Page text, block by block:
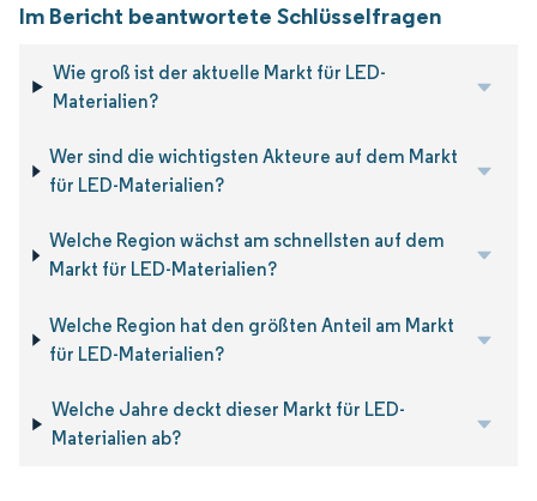
Im Bericht beantwortete Schlüsselfragen
Wie groß ist der aktuelle Markt für LED-
Materialien?
Wer sind die wichtigsten Akteure auf dem Markt
für LED-Materialien?
Welche Region wächst am schnellsten auf dem
Markt für LED-Materialien?
Welche Region hat den größten Anteil am Markt
für LED-Materialien?
Welche Jahre deckt dieser Markt für LED-
Materialien ab?